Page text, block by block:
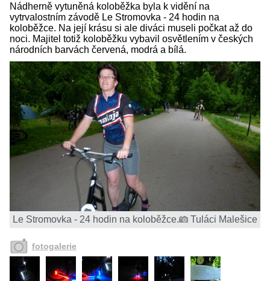
Nádherně vytuněná koloběžka byla k vidění na
vytrvalostním závodě Le Stromovka - 24 hodin na
koloběžce. Na její krásu si ale diváci museli počkat až do
noci. Majitel totiž koloběžku vybavil osvětlením v českých
národních barvách červená, modrá a bílá.
Le Stromovka - 24 hodin na koloběžce. Tuláci Malešice
fotogalerie